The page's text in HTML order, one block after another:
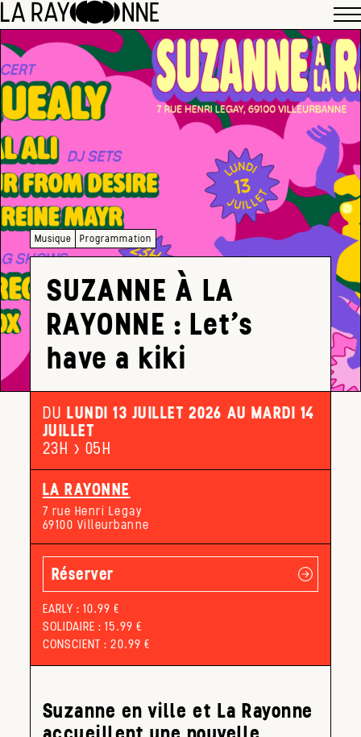
Musique Programmation
SUZANNE À LA
RAYONNE : Let’s
have a kiki
DULUNDI 13 JUILLET 2026 AU MARDI 14
JUILLET
23H > 05H
LA RAYONNE
7 rue Henri Legay
69100 Villeurbanne
Réserver
EARLY : 10.99 €
SOLIDAIRE : 15.99 €
CONSCIENT : 20.99 €
Suzanne en ville et La Rayonne